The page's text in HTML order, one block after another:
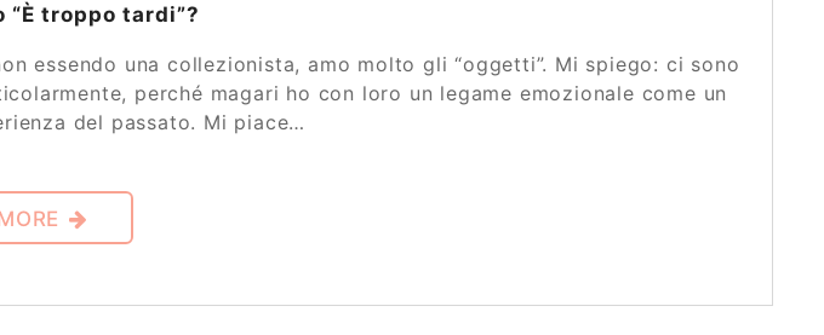
“È troppo tardi”?
essendo una collezionista, amo molto gli “oggetti”. Mi spiego: ci sono
perché magari ho con loro un legame emozionale come un
del passato. Mi piace…